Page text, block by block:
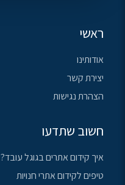
ראשי
אודותינו
יצירת קשר
הצהרת נגישות
חשוב שתדעו
איך קידום אתרים בגוגל עובד?
טיפים לקידום אתרי חנויות